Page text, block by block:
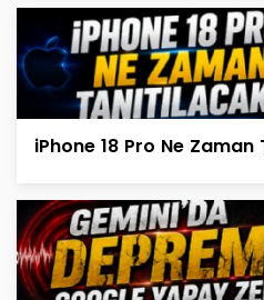
iPhone 18 Pro Ne Zaman